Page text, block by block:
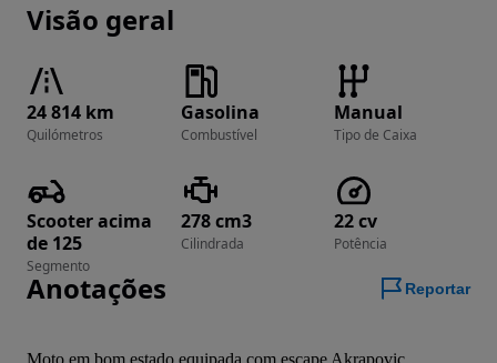
Visão geral
24 814 km
Quilómetros
Gasolina
Combustível
Manual
Tipo de Caixa
Scooter acima
de 125
Segmento
278 cm3
Cilindrada
22 cv
Potência
Anotações Reportar